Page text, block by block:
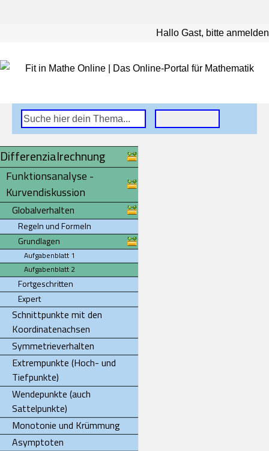
Hallo Gast, bitte anmelden
Differenzialrechnung
Funktionsanalyse -
Kurvendiskussion
Globalverhalten
Regeln und Formeln
Grundlagen
Aufgabenblatt 1
Aufgabenblatt 2
Fortgeschritten
Expert
Schnittpunkte mit den
Koordinatenachsen
Symmetrieverhalten
Extrempunkte (Hoch- und
Tiefpunkte)
Wendepunkte (auch
Sattelpunkte)
Monotonie und Krümmung
Asymptoten